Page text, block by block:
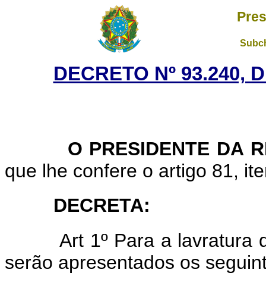
DECRETO Nº 93.240,
O PRESIDENTE DA
que lhe confere o artigo 81,
DECRETA:
Art 1º Para a lavratura
serão apresentados os